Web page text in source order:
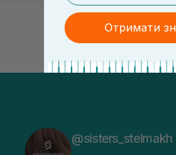
Отримати